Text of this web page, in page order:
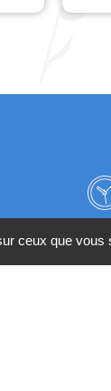
ceux que vous